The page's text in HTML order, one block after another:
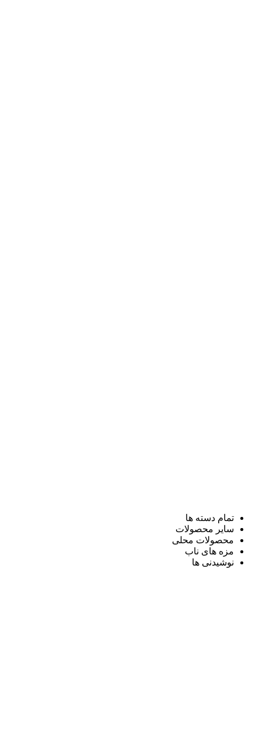
تمام دسته ها
سایر محصولات
محصولات محلی
مزه های ناب
نوشیدنی ها